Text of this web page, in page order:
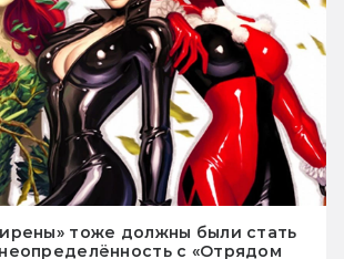
тоже должны были стать
с «Отрядом